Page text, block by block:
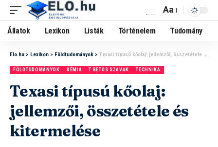
Aa
Állatok Lexikon Listák Történelem Tudomány
Elo.hu > Lexikon > Földtudományok > Texasi típusú kőolaj: jellemzői, összetétele és kitermelése
FÖLDTUDOMÁNYOK KÉMIA T BETŰS SZAVAK TECHNIKA
Texasi típusú kőolaj:
jellemzői, összetétele és
kitermelése